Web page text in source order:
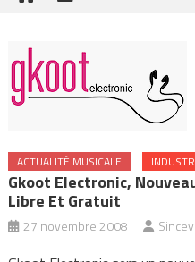
ACTUALITÉ MUSICALE
Gkoot Electronic,
Libre Et Gratuit
27 novembre 2008